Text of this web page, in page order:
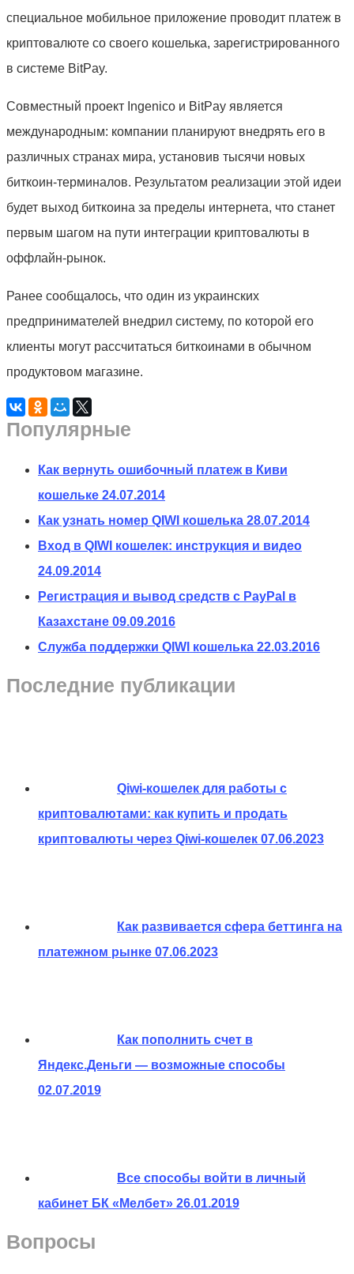
специальное мобильное приложение проводит платеж в
криптовалюте со своего кошелька, зарегистрированного
в системе BitPay.
Совместный проект Ingenico и BitPay является
международным: компании планируют внедрять его в
различных странах мира, установив тысячи новых
биткоин-терминалов. Результатом реализации этой идеи
будет выход биткоина за пределы интернета, что станет
первым шагом на пути интеграции криптовалюты в
оффлайн-рынок.
Ранее сообщалось, что один из украинских
предпринимателей внедрил систему, по которой его
клиенты могут рассчитаться биткоинами в обычном
продуктовом магазине.
Популярные
Как вернуть ошибочный платеж в Киви
кошельке 24.07.2014
Как узнать номер QIWI кошелька 28.07.2014
Вход в QIWI кошелек: инструкция и видео
24.09.2014
Регистрация и вывод средств с PayPal в
Казахстане 09.09.2016
Служба поддержки QIWI кошелька 22.03.2016
Последние публикации
Qiwi-кошелек для работы с
криптовалютами: как купить и продать
криптовалюты через Qiwi-кошелек 07.06.2023
Как развивается сфера беттинга на
платежном рынке 07.06.2023
Как пополнить счет в
Яндекс.Деньги — возможные способы
02.07.2019
Все способы войти в личный
кабинет БК «Мелбет» 26.01.2019
Вопросы